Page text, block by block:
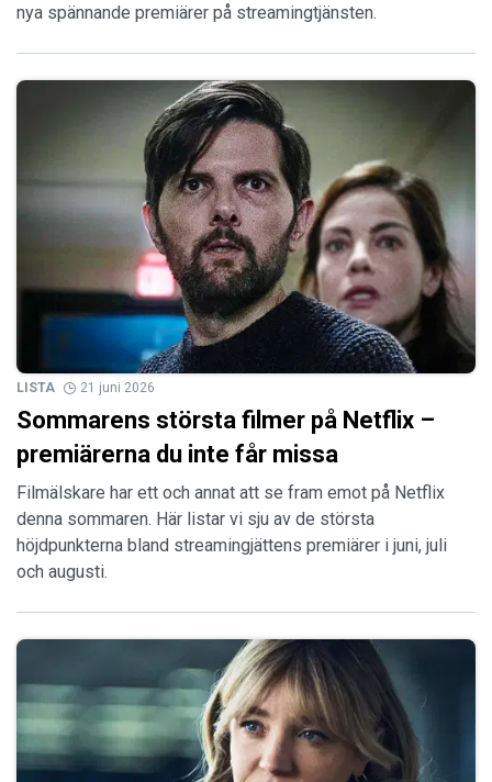
nya spännande premiärer på streamingtjänsten.
LISTA 21 juni 2026
Sommarens största filmer på Netflix –
premiärerna du inte får missa
Filmälskare har ett och annat att se fram emot på Netflix
denna sommaren. Här listar vi sju av de största
höjdpunkterna bland streamingjättens premiärer i juni, juli
och augusti.